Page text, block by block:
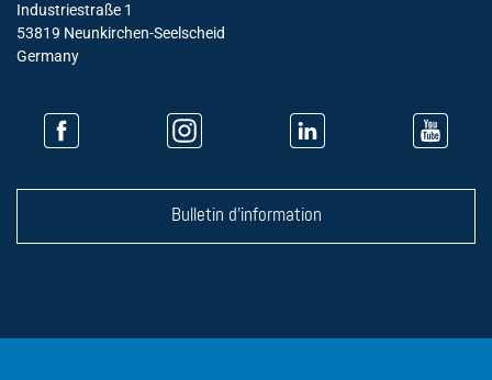
Industriestraße 1
53819 Neunkirchen-Seelscheid
Germany
Bulletin d'information